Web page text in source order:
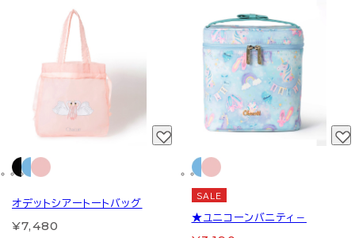
オデットシアートートバッグ
¥7,480
SALE
★ユニコーンバニティ－